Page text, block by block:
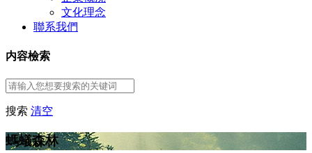
文化理念
聯系我們
内容檢索
搜索 清空
螞蟻森林